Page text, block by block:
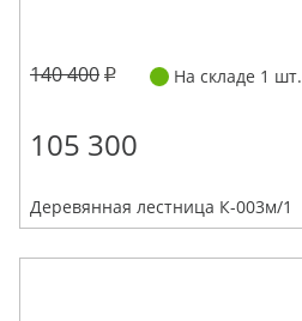
140 400 На складе 1 шт.
105 300
Деревянная лестница К-003м/1